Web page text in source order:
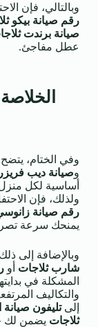
وبالتالي، فإن
رقم صيانة بيكو
صيانة برندت
عطل مفاجئ.
وفي الختام،
وصيانة ديب فريزر
أساسية لكل
ولذلك، فإن
رقم صيانة
يمنحك سرعة
وبالإضافة إلى
شارب ثلاجات أو
المشكلة في
والتكاليف
إلىتليفون
ثلاجات يضمن لك